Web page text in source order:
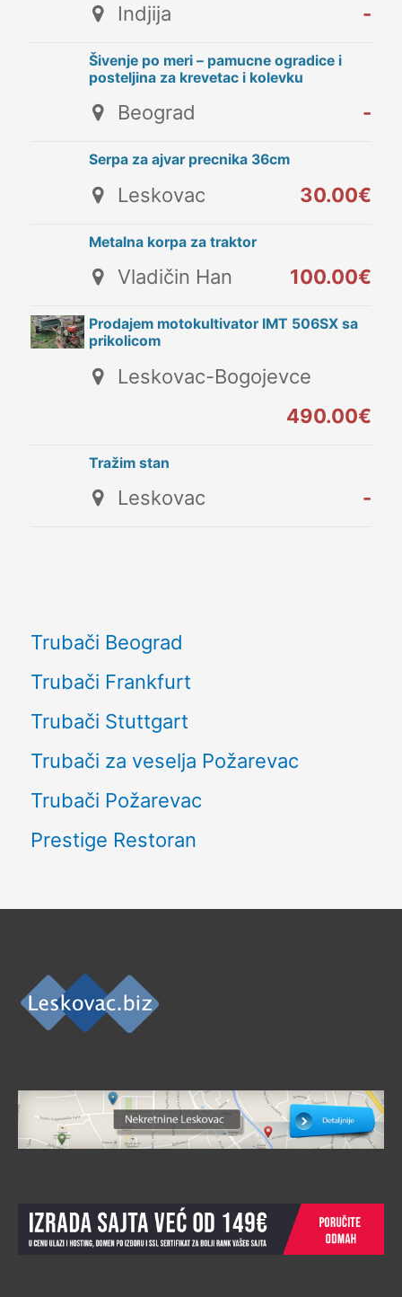
Indjija -
Šivenje po meri – pamucne ogradice i
posteljina za krevetac i kolevku
Beograd -
Serpa za ajvar precnika 36cm
Leskovac 30.00€
Metalna korpa za traktor
Vladičin Han 100.00€
Prodajem motokultivator IMT 506SX sa
prikolicom
Leskovac-Bogojevce
490.00€
Tražim stan
Leskovac -
Trubači Beograd
Trubači Frankfurt
Trubači Stuttgart
Trubači za veselja Požarevac
Trubači Požarevac
Prestige Restoran